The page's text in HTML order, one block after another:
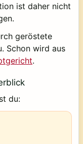
ist daher nicht
geröstete
Schon wird aus
.
du: